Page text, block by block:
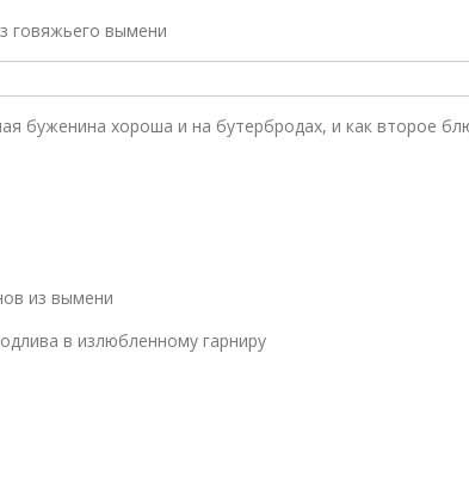
говяжьего вымени
буженина хороша и на бутербродах, и как второе
из вымени
в излюбленному гарниру